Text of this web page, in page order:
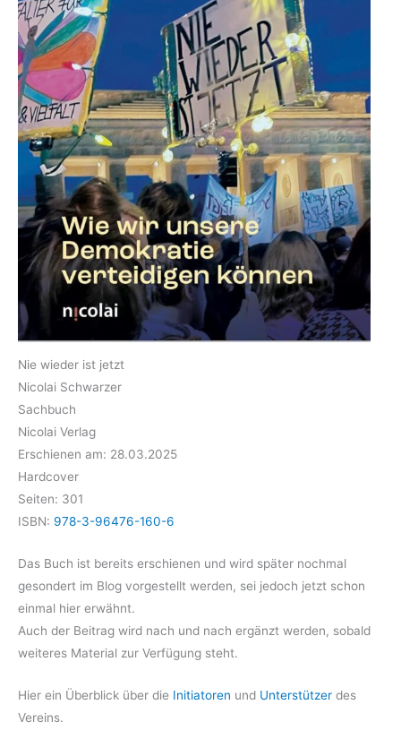
Nie wieder ist jetzt
Nicolai Schwarzer
Sachbuch
Nicolai Verlag
Erschienen am: 28.03.2025
Hardcover
Seiten: 301
ISBN: 978-3-96476-160-6
Das Buch ist bereits erschienen und wird später nochmal
gesondert im Blog vorgestellt werden, sei jedoch jetzt schon
einmal hier erwähnt.
Auch der Beitrag wird nach und nach ergänzt werden, sobald
weiteres Material zur Verfügung steht.
Hier ein Überblick über die Initiatoren und Unterstützer des
Vereins.